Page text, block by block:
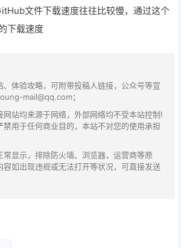
文件下载速度往往比较慢，通过这个
下载速度
、体验攻略，可附带投稿人链接，公众号等宣
mail@qq.com；
网站均来源于网络，外部网络均不受本站控制!
禁用于任何商业目的，本站不对您的使用承担
常显示，排除防火墙、浏览器，运营商等原
容如出现违规或无法打开等状况，可直接发送